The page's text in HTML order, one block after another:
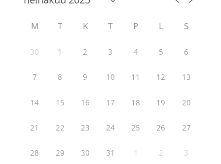
M T K T P L S
30 1 2 3 4 5 6
7 8 9 10 11 12 13
14 15 16 17 18 19 20
21 22 23 24 25 26 27
28 29 30 31 1 2 3